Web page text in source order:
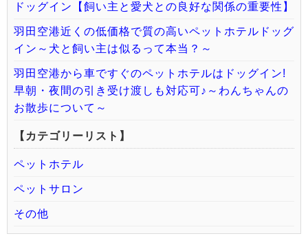
ドッグイン【飼い主と愛犬との良好な関係の重要性】
羽田空港近くの低価格で質の高いペットホテルドッグ
イン～犬と飼い主は似るって本当？～
羽田空港から車ですぐのペットホテルはドッグイン!
早朝・夜間の引き受け渡しも対応可♪～わんちゃんの
お散歩について～
【カテゴリーリスト】
ペットホテル
ペットサロン
その他